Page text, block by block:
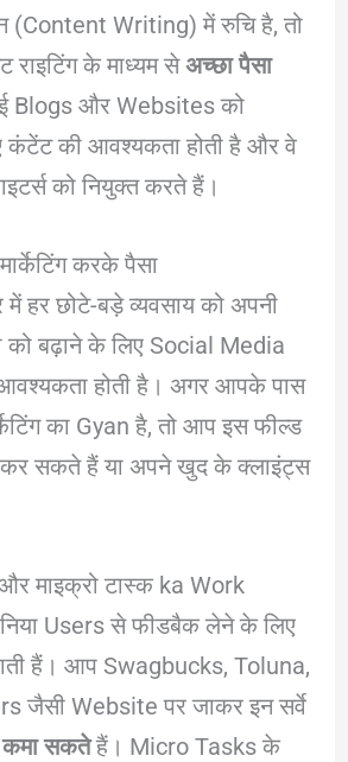
Writing) में रुचि है, तो
के माध्यम सेअच्छा पैसा
Blogs और Websites को
कंटेंट की आवश्यकता होती है और वे
को नियुक्त करते हैं।
करके पैसा
हर छोटे-बड़े व्यवसाय को अपनी
को बढ़ाने के लिए Social Media
होती है। अगर आपके पास
का Gyan है, तो आप इस फील्ड
सकते हैं या अपने खुद के क्लाइंट्स
माइक्रो टास्क ka Work
Users से फीडबैक लेने के लिए
हैं। आप Swagbucks, Toluna,
जैसी Website पर जाकर इन सर्वे
सकतेहैं। Micro Tasks के